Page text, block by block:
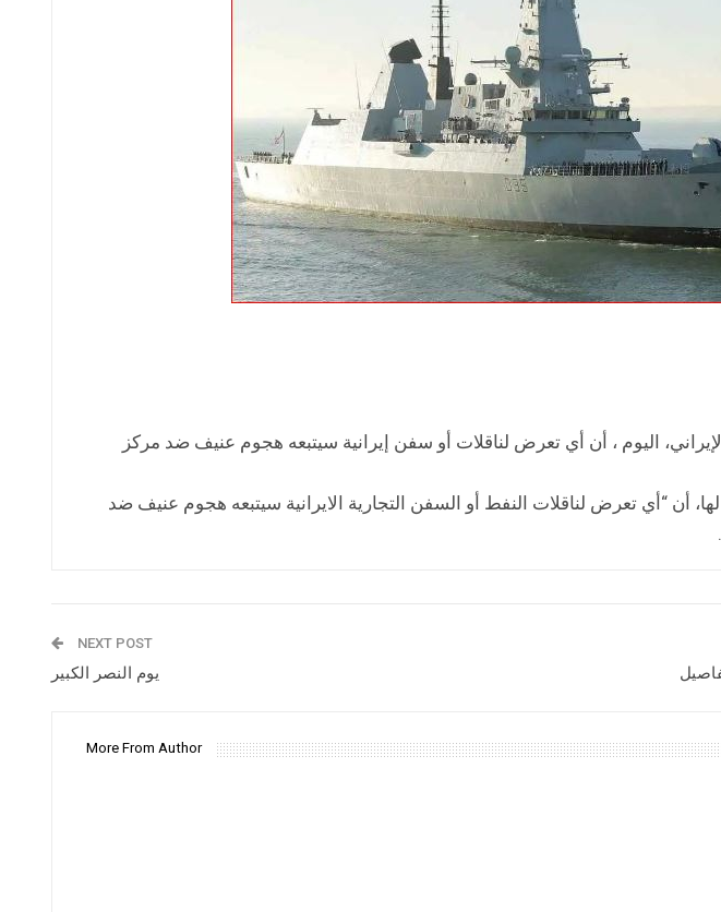
اليوم ، أن أي تعرض لناقلات أو سفن إيرانية سيتبعه هجوم عنيف ضد مركز
أن “أي تعرض لناقلات النفط أو السفن التجارية الايرانية سيتبعه هجوم عنيف ضد
NEXT POST
يوم النصر الكبير
More From Author